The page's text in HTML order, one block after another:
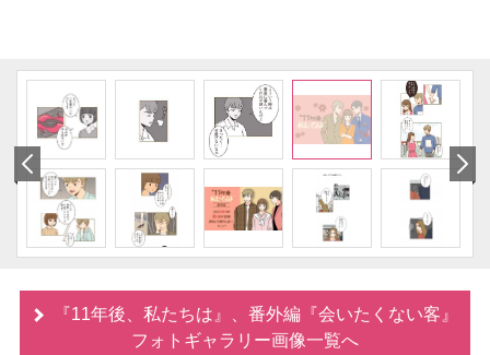
『11年後、私たちは』、番外編『会いたくない客』
フォトギャラリー画像一覧へ